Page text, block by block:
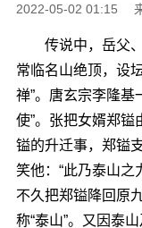
2022-05-02 01:15
传说中，岳父、
常临名山绝顶，设
禅”。唐玄宗李隆基
使”。张把女婿郑
镒的升迁事，郑镒
笑他：“此乃泰山之
不久把郑镒降回原
称“泰山”。又因泰